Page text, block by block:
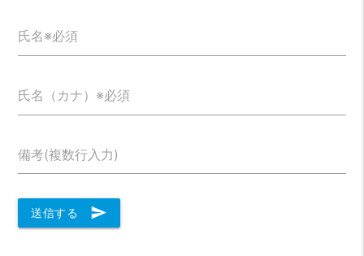
氏名※必須
氏名（カナ）※必須
備考(複数行入力)
送信する send